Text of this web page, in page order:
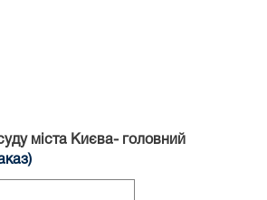
міста Києва- головний